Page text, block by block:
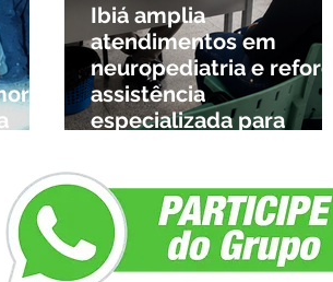
Ibiá amplia
atendimentos em
neuropediatria e reforça
assistência
especializada para
região